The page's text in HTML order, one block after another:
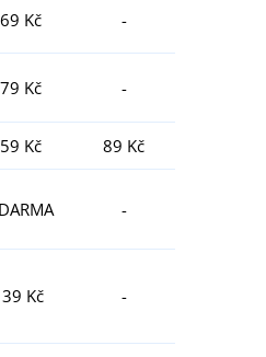
69 Kč -
79 Kč -
59 Kč 89 Kč
-
39 Kč -